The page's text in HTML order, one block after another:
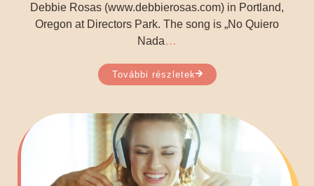
Debbie Rosas (www.debbierosas.com) in Portland,
Oregon at Directors Park. The song is „No Quiero
Nada…
További részletek